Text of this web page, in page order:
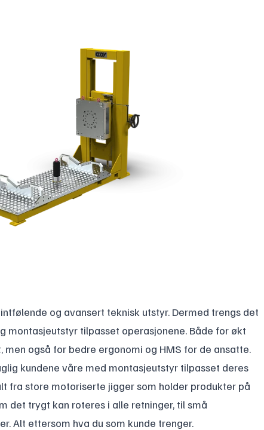
og avansert teknisk utstyr. Dermed trengs det
montasjeutstyr tilpasset operasjonene. Både for økt
også for bedre ergonomi og HMS for de ansatte.
kundene våre med montasjeutstyr tilpasset deres
fra store motoriserte jigger som holder produkter på
det trygt kan roteres i alle retninger, til små
Alt ettersom hva du som kunde trenger.